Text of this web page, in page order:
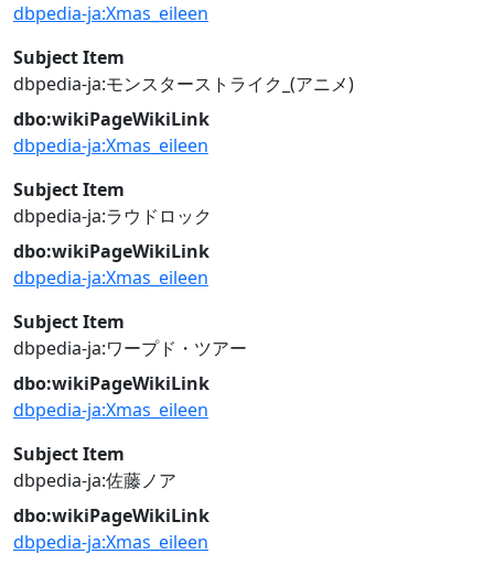
dbpedia-ja:Xmas_eileen
Subject Item
dbpedia-ja:モンスターストライク_(アニメ)
dbo:wikiPageWikiLink
dbpedia-ja:Xmas_eileen
Subject Item
dbpedia-ja:ラウドロック
dbo:wikiPageWikiLink
dbpedia-ja:Xmas_eileen
Subject Item
dbpedia-ja:ワープド・ツアー
dbo:wikiPageWikiLink
dbpedia-ja:Xmas_eileen
Subject Item
dbpedia-ja:佐藤ノア
dbo:wikiPageWikiLink
dbpedia-ja:Xmas_eileen